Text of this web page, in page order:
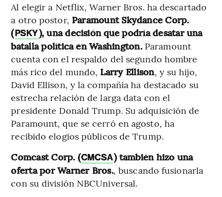
Al elegir a Netflix, Warner Bros. ha descartado
a otro postor, Paramount Skydance Corp.
(PSKY), una decisión que podría desatar una
batalla política en Washington. Paramount
cuenta con el respaldo del segundo hombre
más rico del mundo, Larry Ellison, y su hijo,
David Ellison, y la compañía ha destacado su
estrecha relación de larga data con el
presidente Donald Trump. Su adquisición de
Paramount, que se cerró en agosto, ha
recibido elogios públicos de Trump.
Comcast Corp. (CMCSA) también hizo una
oferta por Warner Bros., buscando fusionarla
con su división NBCUniversal.